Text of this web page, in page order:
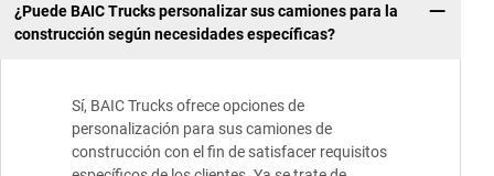
¿Puede BAIC Trucks personalizar sus camiones para la
construcción según necesidades específicas?
Sí, BAIC Trucks ofrece opciones de
personalización para sus camiones de
construcción con el fin de satisfacer requisitos